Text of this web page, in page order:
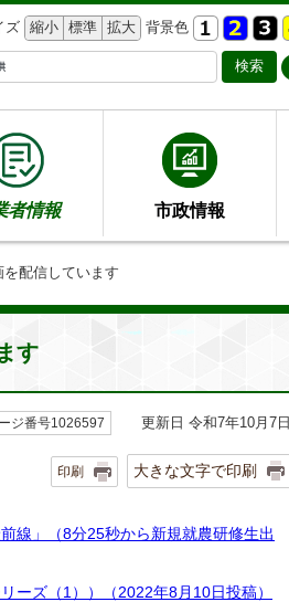
ズ 縮小 標準 拡大 背景色
者情報 市政情報
配信しています
す
ジ番号1026597 更新日 令和7年10月7日
印刷 大きな文字で印刷
線」（8分25秒から新規就農研修生出
ーズ（1））（2022年8月10日投稿）